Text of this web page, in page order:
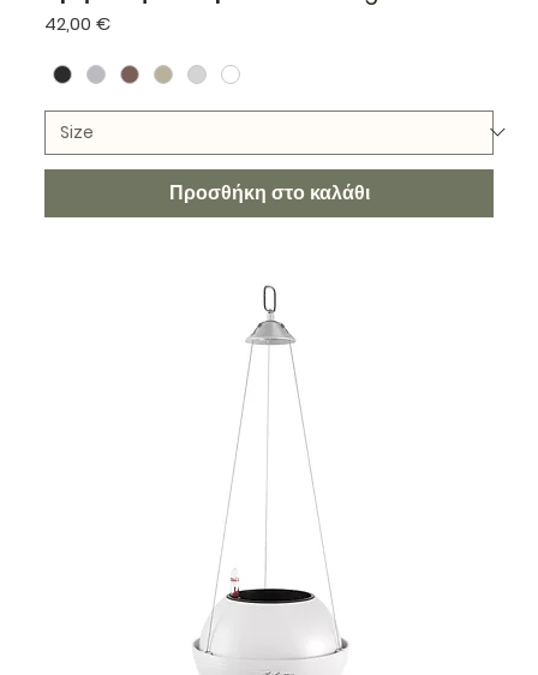
Τιμή
42,00 €
Προσθήκη στο καλάθι